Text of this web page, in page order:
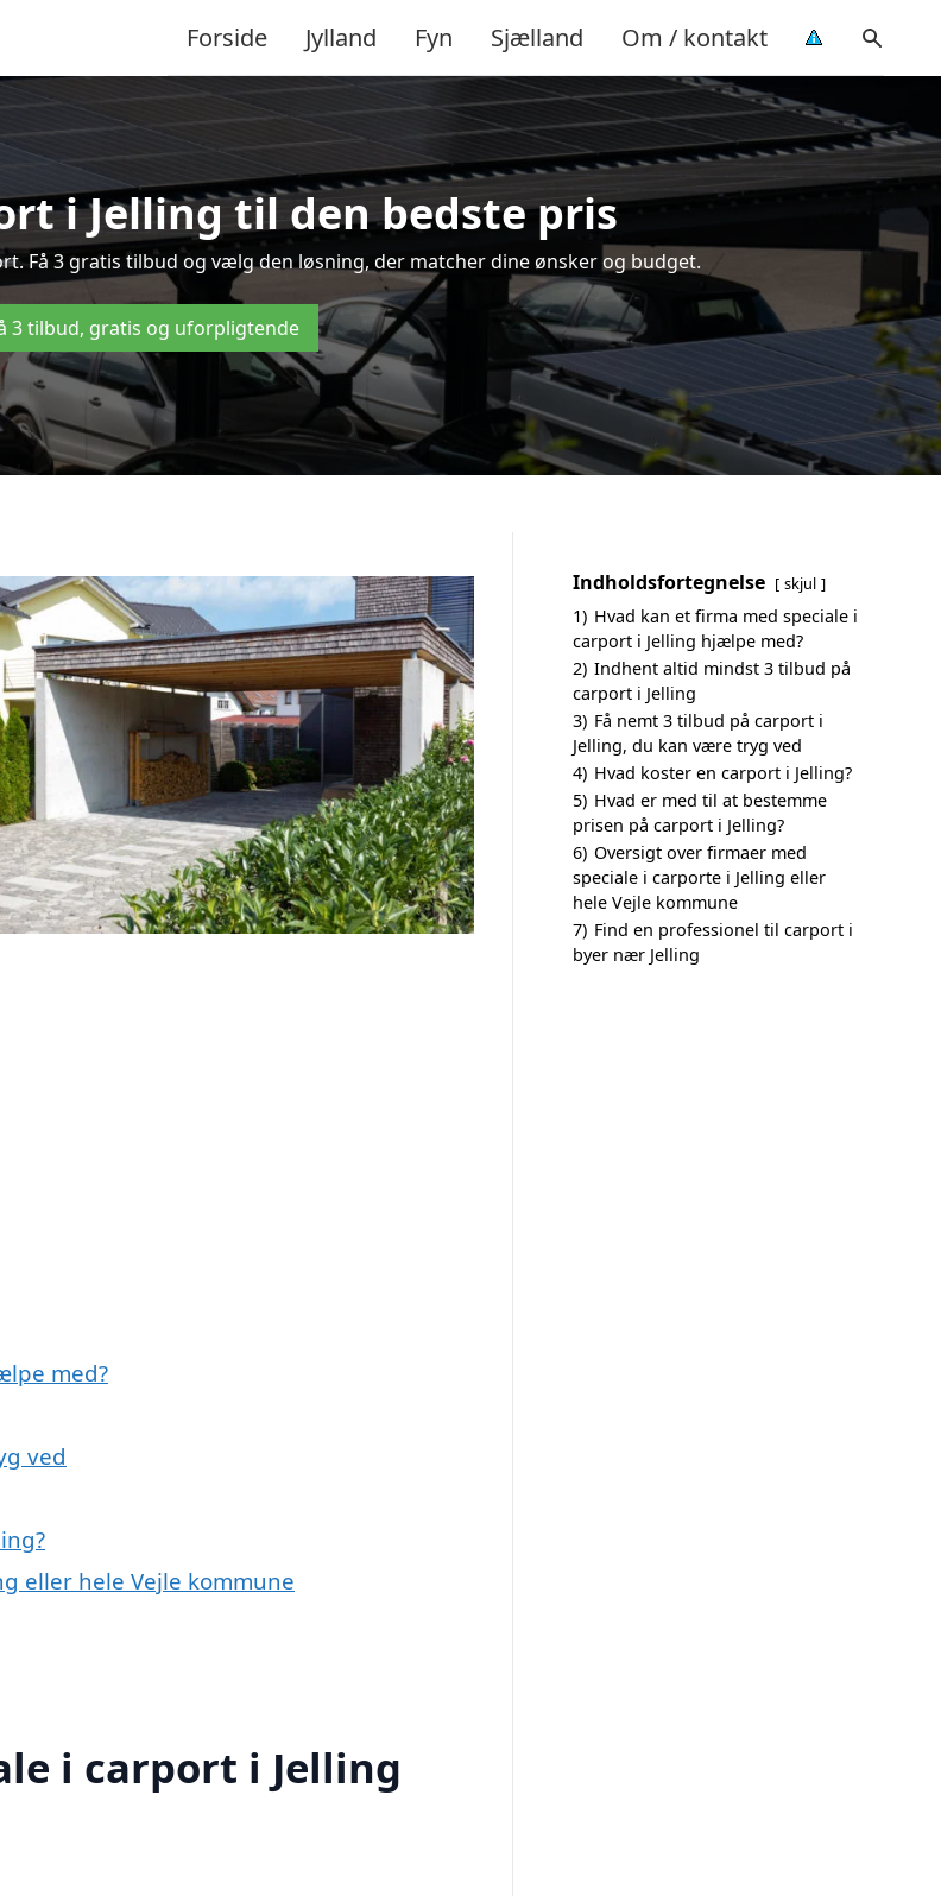
Forside Jylland Fyn Sjælland Om / kontakt
i Jelling til den bedste pris
Få 3 gratis tilbud og vælg den løsning, der matcher dine ønsker og budget.
3 tilbud, gratis og uforpligtende
med?
ved
eller hele Vejle kommune
i carport i Jelling
Indholdsfortegnelse skjul
1) Hvad kan et firma med speciale i
carport i Jelling hjælpe med?
2) Indhent altid mindst 3 tilbud på
carport i Jelling
3) Få nemt 3 tilbud på carport i
Jelling, du kan være tryg ved
4) Hvad koster en carport i Jelling?
5) Hvad er med til at bestemme
prisen på carport i Jelling?
6) Oversigt over firmaer med
speciale i carporte i Jelling eller
hele Vejle kommune
7) Find en professionel til carport i
byer nær Jelling